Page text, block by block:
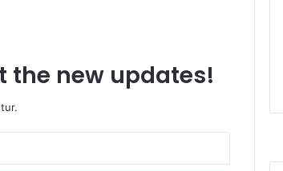
the new updates!